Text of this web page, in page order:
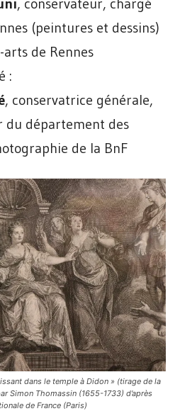
(peintures et dessins)
de Rennes
:
, conservatrice générale,
du département des
de la BnF
dans le temple à Didon » (tirage de la
Simon Thomassin (1655-1733) d’après
de France (Paris)